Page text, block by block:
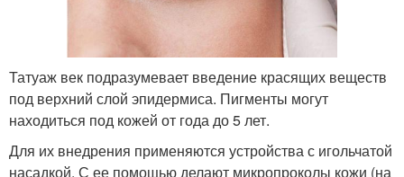
Татуаж век подразумевает введение красящих веществ
под верхний слой эпидермиса. Пигменты могут
находиться под кожей от года до 5 лет.
Для их внедрения применяются устройства с игольчатой
насадкой. С ее помощью делают микропроколы кожи (на